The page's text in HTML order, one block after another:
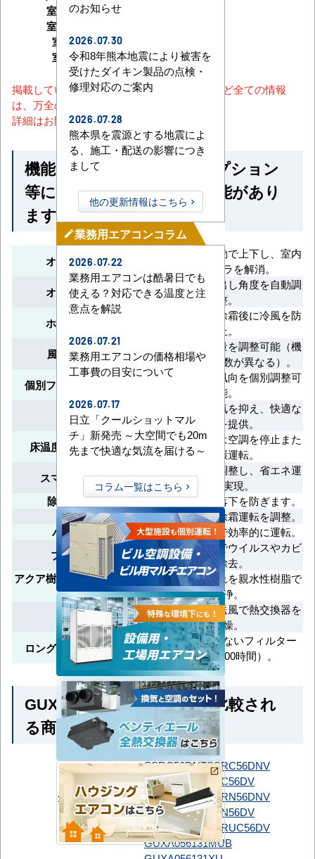
室内機サイズ
室外機サイズ
室内機重量
室外機重量
掲載しているスペック・セット内容・画像など全ての情報
は、万全の保証をいたしかねます。
詳細はお問い合わせください。
機能一覧 ※馬力・型番・オプション
等によって付いていない機能があり
ます
オートスイング
フラップが自動で上下し、室内
の温度ムラを解消。
オートフラップ
冷暖房時に吹出し角度を自動調
整。
ホットスタート
暖房開始時や除霜後に冷風を防
止。
風量切換(段階)
リモコンで風量を調整可能（機
種により段階数が異なる）。
個別フラップポジション
吹出口ごとに風向を個別調整可
能。
ドライ運転
除湿運転で湿気を抑え、快適な
空間を提供。
床温度・人感センサー
人がいない時は空調を停止また
は循環運転。
スマート節約運転
自動で温度を調整し、省エネ運
転を実現。
除霜フラップ®
除霜中の冷気落下を防ぎます。
除霜連携®
複数室内機の除霜運転を調整。
パワー連携®
複数システムで効率的に運転。
プラズマ空清
プラズマ放電でウイルスやカビ
を除去。
アクア樹脂コーティング熱交
換器
熱交換器の汚れを親水性樹脂で
洗浄。
乾燥運転
冷房停止後、送風で熱交換器を
乾燥。
ロングライフフィルター
清掃頻度が少ないフィルター
（目安2,500時間）。
GUXA05613JP1XU とよく比較され
る商品
ダイキン
SSRC56DNTSSRC56DNV
SSRC56DT
SSRC56DV
SSRN56DNTSSRN56DNV
SSRN56DTSSRN56DV
SSRUC56DT SSRUC56DV
GUXA056131MUB
のお知らせ
2026.07.30
令和8年熊本地震により被害を
受けたダイキン製品の点検・
修理対応のご案内
2026.07.28
熊本県を震源とする地震によ
る、施工・配送の影響につき
まして
他の更新情報はこちら
mode_edit業務用エアコンコラム
2026.07.22
業務用エアコンは酷暑日でも
使える？対応できる温度と注
意点を解説
2026.07.21
業務用エアコンの価格相場や
工事費の目安について
2026.07.17
日立「クールショットマル
チ」新発売 ～大空間でも20m
先まで快適な気流を届ける～
コラム一覧はこちら